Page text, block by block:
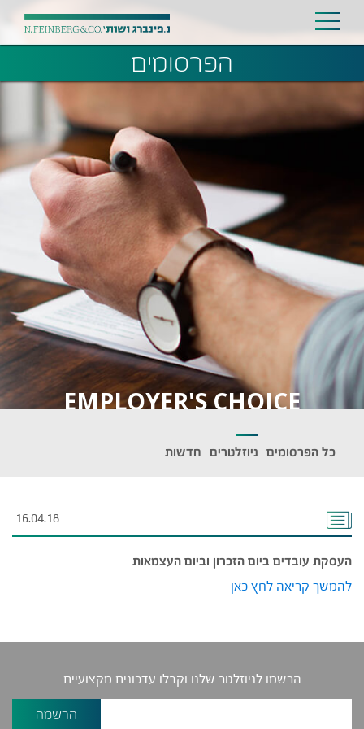
הפרסומים
EMPLOYER'S CHOICE
כל הפרסומים ניוזלטרים חדשות
16.04.18
העסקת עובדים ביום הזכרון וביום העצמאות
להמשך קריאה לחץ כאן
הרשמו לניוזלטר שלנו וקבלו עדכונים מקצועיים